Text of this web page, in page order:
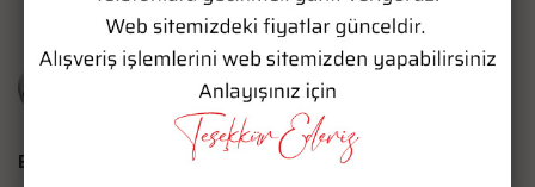
Bize Ulaşın